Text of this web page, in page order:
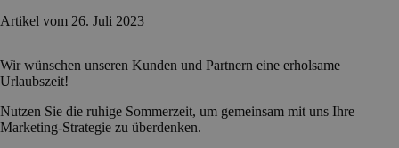
Artikel vom 26. Juli 2023
Wir wünschen unseren Kunden und Partnern eine erholsame
Urlaubszeit!
Nutzen Sie die ruhige Sommerzeit, um gemeinsam mit uns Ihre
Marketing-Strategie zu überdenken.